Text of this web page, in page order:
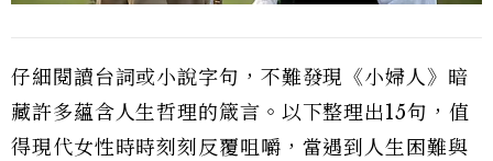
仔細閱讀台詞或小說字句，不難發現《小婦人》暗
藏許多蘊含人生哲理的箴言。以下整理出15句，值
得現代女性時時刻刻反覆咀嚼，當遇到人生困難與